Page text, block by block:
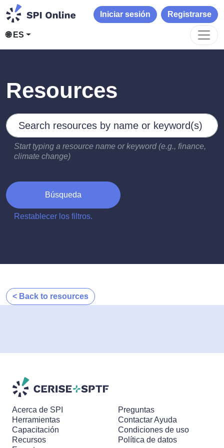
🌐 ES
Iniciar sesión Registrarse
Resources
Search by keywords
Type 2 or more characters for results.
Start typing a resource name or keyword (e.g., finance,
climate change)
Búsqueda
Restablecer los filtros.
< Back to resources
Acerca de SPI
Herramientas
Capacitación
Recursos
Preguntas
Contactar Ayuda
Condiciones de uso
Política de datos